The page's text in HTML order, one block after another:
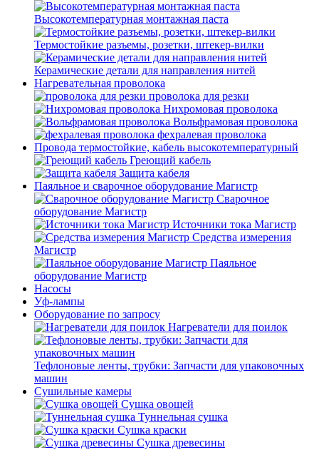
Высокотемпературная монтажная паста
Термостойкие разъемы, розетки, штекер-вилки
Керамические детали для направления нитей
Нагревательная проволока
проволока для резки
Нихромовая проволока
Вольфрамовая проволока
фехралевая проволока
Провода термостойкие, кабель высокотемпературный
Греющий кабель
Защита кабеля
Паяльное и сварочное оборудование Магистр
Сварочное
оборудование Магистр
Источники тока Магистр
Средства измерения
Магистр
Паяльное
оборудование Магистр
Насосы
Уф-лампы
Оборудование по запросу
Нагреватели для поилок
Тефлоновые ленты, трубки: Запчасти для упаковочных
машин
Сушильные камеры
Сушка овощей
Туннельная сушка
Сушка краски
Сушка древесины